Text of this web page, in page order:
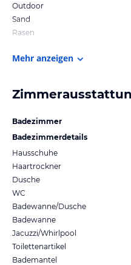
Outdoor
Sand
Rasen
Mehr anzeigen
Badezimmer
Badezimmerdetails
Hausschuhe
Haartrockner
Dusche
WC
Badewanne/Dusche
Badewanne
Jacuzzi/Whirlpool
Toilettenartikel
Bademantel